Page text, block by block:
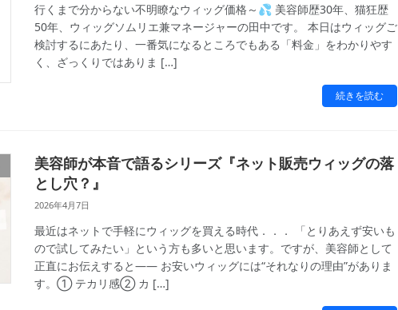
行くまで分からない不明瞭なウィッグ価格～💦 美容師歴30年、猫狂歴
50年、ウィッグソムリエ兼マネージャーの田中です。 本日はウィッグご
検討するにあたり、一番気になるところでもある「料金」をわかりやす
く、ざっくりではありま […]
続きを読む
美容師が本音で語るシリーズ『ネット販売ウィッグの落
とし穴？』
2026年4月7日
最近はネットで手軽にウィッグを買える時代．．． 「とりあえず安いも
ので試してみたい」という方も多いと思います。ですが、美容師として
正直にお伝えすると―― お安いウィッグには“それなりの理由”がありま
す。① テカリ感② カ […]